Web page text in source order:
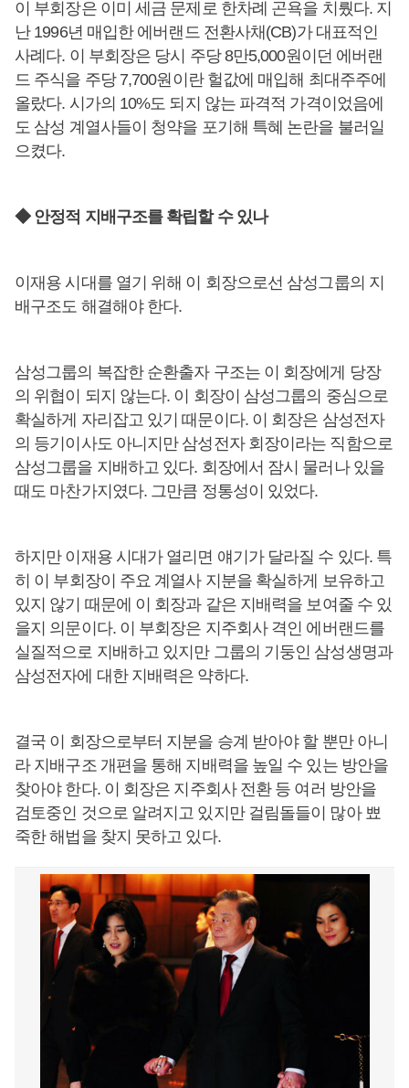
이 부회장은 이미 세금 문제로 한차례 곤욕을 치뤘다. 지
난 1996년 매입한 에버랜드 전환사채(CB)가 대표적인
사례다. 이 부회장은 당시 주당 8만5,000원이던 에버랜
드 주식을 주당 7,700원이란 헐값에 매입해 최대주주에
올랐다. 시가의 10%도 되지 않는 파격적 가격이었음에
도 삼성 계열사들이 청약을 포기해 특혜 논란을 불러일
으켰다.
◆ 안정적 지배구조를 확립할 수 있나
이재용 시대를 열기 위해 이 회장으로선 삼성그룹의 지
배구조도 해결해야 한다.
삼성그룹의 복잡한 순환출자 구조는 이 회장에게 당장
의 위협이 되지 않는다. 이 회장이 삼성그룹의 중심으로
확실하게 자리잡고 있기 때문이다. 이 회장은 삼성전자
의 등기이사도 아니지만 삼성전자 회장이라는 직함으로
삼성그룹을 지배하고 있다. 회장에서 잠시 물러나 있을
때도 마찬가지였다. 그만큼 정통성이 있었다.
하지만 이재용 시대가 열리면 얘기가 달라질 수 있다. 특
히 이 부회장이 주요 계열사 지분을 확실하게 보유하고
있지 않기 때문에 이 회장과 같은 지배력을 보여줄 수 있
을지 의문이다. 이 부회장은 지주회사 격인 에버랜드를
실질적으로 지배하고 있지만 그룹의 기둥인 삼성생명과
삼성전자에 대한 지배력은 약하다.
결국 이 회장으로부터 지분을 승계 받아야 할 뿐만 아니
라 지배구조 개편을 통해 지배력을 높일 수 있는 방안을
찾아야 한다. 이 회장은 지주회사 전환 등 여러 방안을
검토중인 것으로 알려지고 있지만 걸림돌들이 많아 뾰
죽한 해법을 찾지 못하고 있다.